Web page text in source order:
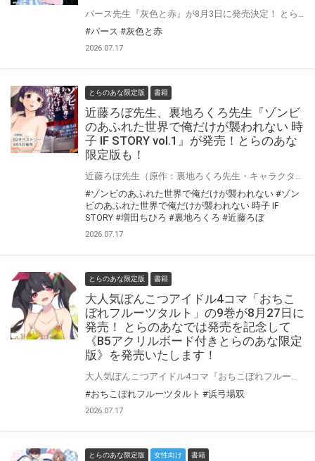
#パース #灰色と赤
2026.07.17
とらのあな限定版 書籍
近藤ろぼ先生、裏地ろくろ先生『ゾンビ
のあふれた世界で俺だけが襲われない 時
子 IF STORY vol.1』が発売！とらのあな
限定版も！
#ゾンビのあふれた世界で俺だけが襲われない #ゾン
ビのあふれた世界で俺だけが襲われない 時子 IF
STORY #増田ちひろ #裏地ろくろ #近藤ろぼ
2026.07.17
とらのあな限定版 書籍
大人気ぽんこつアイドル4コマ「おちこ
ぼれフルーツタルト」の9巻が8月27日に
発売！ とらのあなでは発売を記念して
《B5アクリルボード付きとらのあな限定
版》を発売いたします！
#おちこぼれフルーツタルト #浜弓場双
2026.07.17
とらのあな限定版 女性向け 書籍